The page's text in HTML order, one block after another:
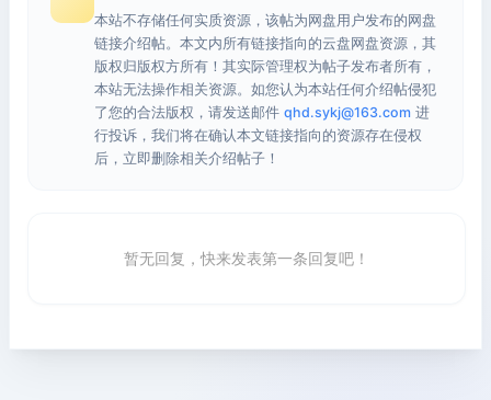
本站不存储任何实质资源，该帖为网盘用户发布的网盘
链接介绍帖。本文内所有链接指向的云盘网盘资源，其
版权归版权方所有！其实际管理权为帖子发布者所有，
本站无法操作相关资源。如您认为本站任何介绍帖侵犯
了您的合法版权，请发送邮件 qhd.sykj@163.com 进
行投诉，我们将在确认本文链接指向的资源存在侵权
后，立即删除相关介绍帖子！
暂无回复，快来发表第一条回复吧！